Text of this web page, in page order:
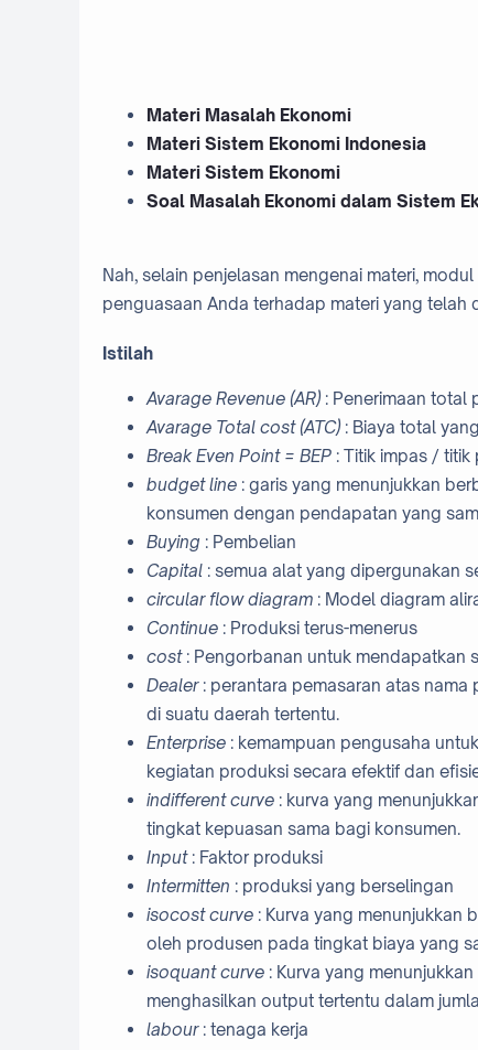
Materi Masalah Ekonomi
Materi Sistem Ekonomi Indonesia
Materi Sistem Ekonomi
Soal Masalah Ekonomi dalam Sistem
Nah, selain penjelasan mengenai materi,
penguasaan Anda terhadap materi yang telah
Istilah
Avarage Revenue (AR): Penerimaan total
Avarage Total cost (ATC): Biaya total
Break Even Point = BEP : Titik impas /
budget line : garis yang menunjukkan
konsumen dengan pendapatan yang
Buying : Pembelian
Capital : semua alat yang dipergunakan
circular flow diagram : Model diagram
Continue : Produksi terus-menerus
cost: Pengorbanan untuk mendapatkan
Dealer : perantara pemasaran atas
di suatu daerah tertentu.
Enterprise : kemampuan pengusaha
kegiatan produksi secara efektif dan
indifferent curve : kurva yang
tingkat kepuasan sama bagi konsumen.
Input: Faktor produksi
Intermitten : produksi yang berselingan
isocost curve : Kurva yang
oleh produsen pada tingkat biaya yang
isoquant curve : Kurva yang
menghasilkan output tertentu dalam
labour : tenaga kerja